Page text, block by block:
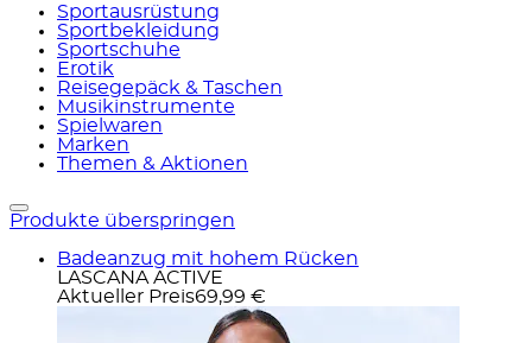
Sportausrüstung
Sportbekleidung
Sportschuhe
Erotik
Reisegepäck & Taschen
Musikinstrumente
Spielwaren
Marken
Themen & Aktionen
Produkte überspringen
Badeanzug mit hohem Rücken
LASCANA ACTIVE
Aktueller Preis69,99 €